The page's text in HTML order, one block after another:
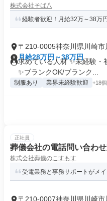
株式会社そば八
経験者歓迎！月給32万～38万
〒210-0005神奈川県川崎
月給28万円～38万円
求めている人材 ✨未経験・
✨ブランクOK/ブランク...
制服あり 業界未経験歓迎 +18個
正社員
葬儀会社の電話問い合わ
株式会社葬儀のこすもす
受電業務と事務サポートがメ
〒210-0007神奈川県川崎